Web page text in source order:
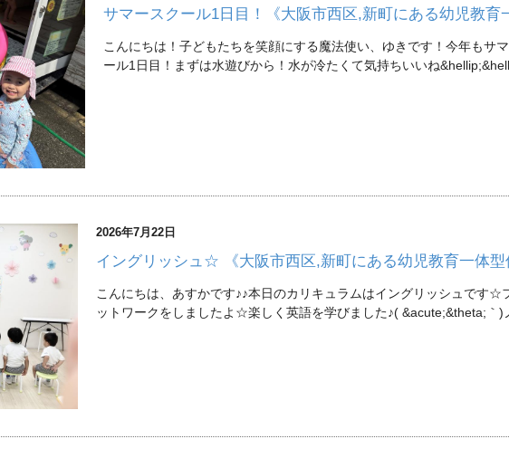
サマースクール1日目！《大阪市西区,新町にある幼児教育
こんにちは！子どもたちを笑顔にする魔法使い、ゆきです！今年も
ール1日目！まずは水遊びから！水が冷たくて気持ちいいね
2026年7月22日
イングリッシュ☆ 《大阪市西区,新町にある幼児教育一体型
こんにちは、あすかです♪♪本日のカリキュラムはイングリッシュです
ットワークをしましたよ☆楽しく英語を学びました♪( &acute;&theta;｀